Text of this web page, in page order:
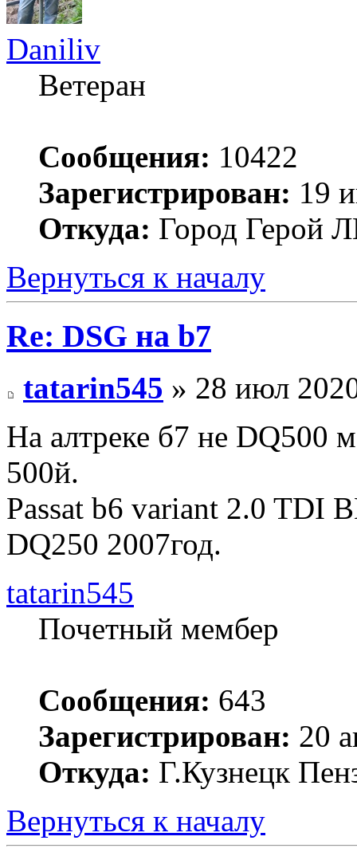
Daniliv
Ветеран
Сообщения: 10422
Зарегистрирован: 19
Откуда: Город Герой
Вернуться к началу
Re: DSG на b7
tatarin545 » 28 июл
На алтреке б7 не DQ500
500й.
Passat b6 variant 2.0 TDI
DQ250 2007год.
tatarin545
Почетный мембер
Сообщения: 643
Зарегистрирован: 20
Откуда: Г.Кузнецк
Вернуться к началу